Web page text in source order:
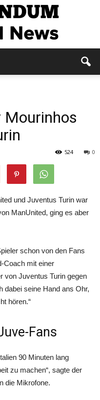
Mourinhos
0
524
und Juventus Turin war
ManUnited, ging es aber
schon von den Fans
Coach mit einer
von Juventus Turin gegen
dabei seine Hand ans Ohr,
hören.“
Fans
90 Minuten lang
zu machen“, sagte der
die Mikrofone.